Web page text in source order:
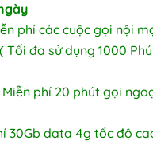
phí các cuộc gọi nội
Tối đa sử dụng 1000
Miễn phí 20 phút gọi
30Gb data 4g tốc độ